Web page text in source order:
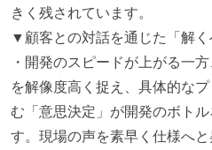
きく残されています。
▼顧客との対話を通じた「解
・開発のスピードが上がる一
を解像度高く捉え、具体的な
む「意思決定」が開発のボト
す。現場の声を素早く仕様へ